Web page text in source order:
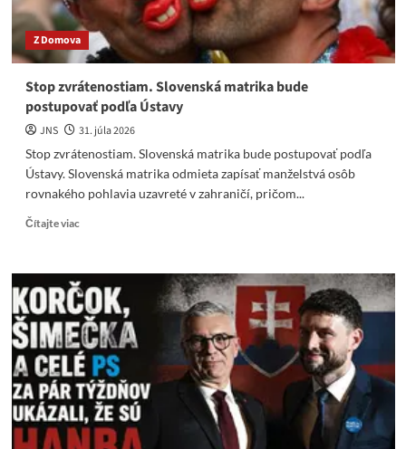
raketou
Z Domova
Stop zvrátenostiam. Slovenská matrika bude
postupovať podľa Ústavy
JNS
31. júla 2026
Stop zvrátenostiam. Slovenská matrika bude postupovať podľa
Ústavy. Slovenská matrika odmieta zapísať manželstvá osôb
rovnakého pohlavia uzavreté v zahraničí, pričom...
Čítajte viacRead
Stop
zvrátenostiam.
Slovenská
matrika
bude
postupovať
podľa
Ústavy